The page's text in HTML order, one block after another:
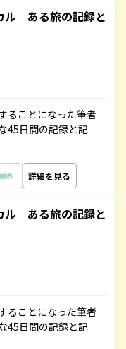
ル ある旅の記録と
ることになった筆者
45日間の記録と記
詳細を見る
ル ある旅の記録と
ることになった筆者
45日間の記録と記